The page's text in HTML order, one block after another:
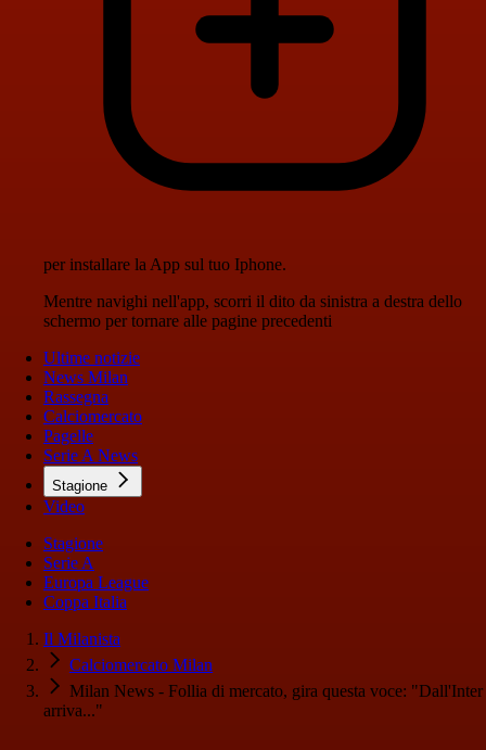
per installare la App sul tuo Iphone.
Mentre navighi nell'app, scorri il dito da sinistra a destra dello
schermo per tornare alle pagine precedenti
Ultime notizie
News Milan
Rassegna
Calciomercato
Pagelle
Serie A News
Stagione
Video
Stagione
Serie A
Europa League
Coppa Italia
Il Milanista
Calciomercato Milan
Milan News - Follia di mercato, gira questa voce: "Dall'Inter
arriva..."